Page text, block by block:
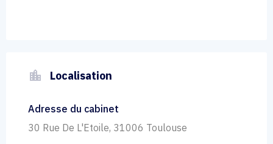
location_city Localisation
Adresse du cabinet
30 Rue De L'Etoile, 31006 Toulouse